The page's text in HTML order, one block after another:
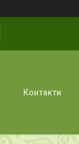
Контакти